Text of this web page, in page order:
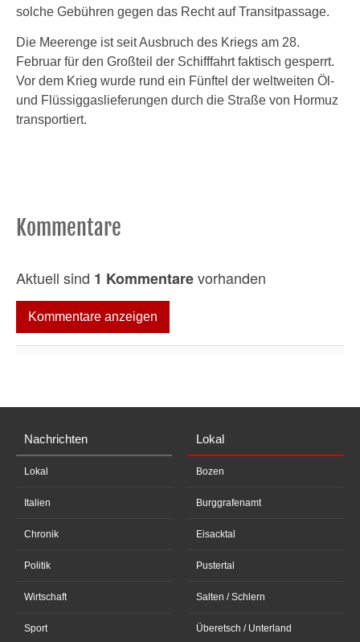
solche Gebühren gegen das Recht auf Transitpassage.
Die Meerenge ist seit Ausbruch des Kriegs am 28.
Februar für den Großteil der Schifffahrt faktisch gesperrt.
Vor dem Krieg wurde rund ein Fünftel der weltweiten Öl-
und Flüssiggaslieferungen durch die Straße von Hormuz
transportiert.
Kommentare
Aktuell sind 1 Kommentarevorhanden
Kommentare anzeigen
Nachrichten
Lokal
Italien
Chronik
Politik
Wirtschaft
Sport
Lokal
Bozen
Burggrafenamt
Eisacktal
Pustertal
Salten / Schlern
Überetsch / Unterland